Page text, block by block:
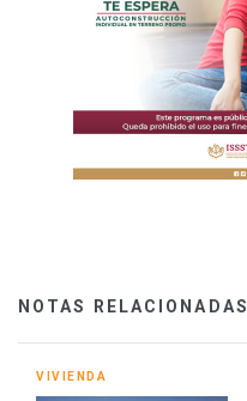
NOTAS RELACIONADAS
VIVIENDA